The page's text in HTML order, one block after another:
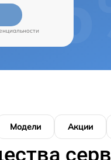
Модели Акции